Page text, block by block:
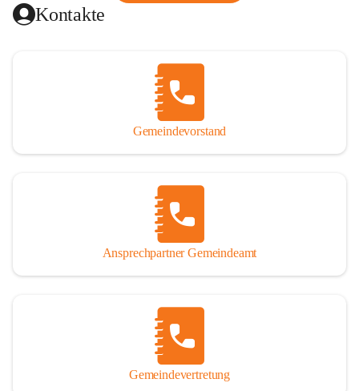
Kontakte
Gemeindevorstand
Ansprechpartner Gemeindeamt
Gemeindevertretung